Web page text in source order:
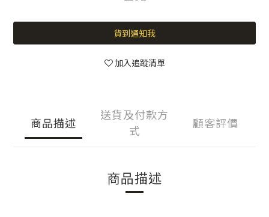
貨到通知我
加入追蹤清單
商品描述
送貨及付款方
式
顧客評價
商品描述